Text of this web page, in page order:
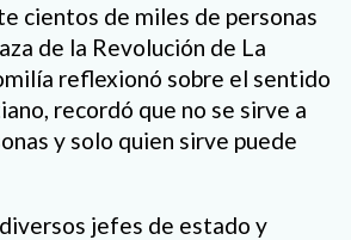
cientos de miles de personas
de la Revolución de La
reflexionó sobre el sentido
recordó que no se sirve a
y solo quien sirve puede
jefes de estado y